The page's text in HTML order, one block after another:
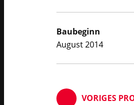
Baubeginn
August 2014
VORIGES